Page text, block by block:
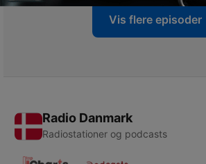
Vis flere episoder
Radio Danmark
Radiostationer og podcasts